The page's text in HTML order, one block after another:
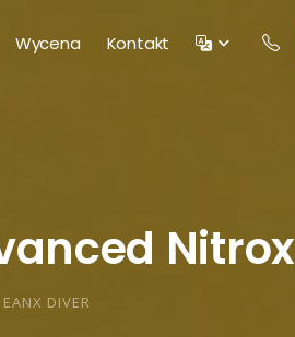
Wycena Kontakt
Nitrox
DIVER